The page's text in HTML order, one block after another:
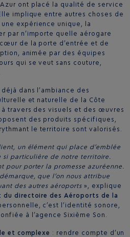
ont placé la qualité de service
implique entre autres choses de
expérience unique, la
par n’importe quelle aérogare
de la porte d’entrée et de
animée par des équipes
qui se veut sans couture,
dans l’ambiance des
et naturelle de la Côte
à travers des visuels et des œuvres
des produits spécifiques,
le territoire sont valorisés.
un élément qui place d’emblée
si particulière de notre territoire.
pour porter la promesse azuréenne.
que l’on nous attribue
des autres aéroports», explique
du directoire des Aéroports de la
c’est l’identité sonore,
à l’agence Sixième Son.
et complexe : rendre compte d’un